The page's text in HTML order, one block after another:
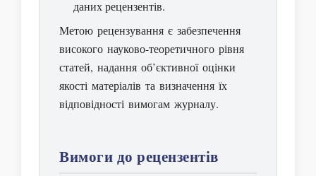
даних рецензентів.
Метою рецензування є забезпечення
високого науково-теоретичного рівня
статей, надання об’єктивної оцінки
якості матеріалів та визначення їх
відповідності вимогам журналу.
Вимоги до рецензентів